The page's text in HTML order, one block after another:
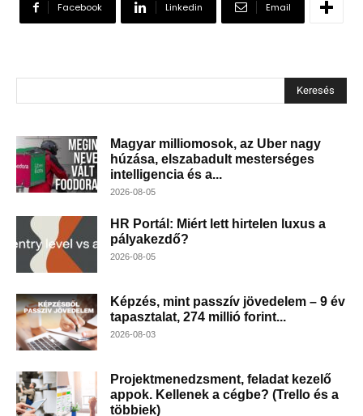
Facebook Linkedin Email
Keresés
Magyar milliomosok, az Uber nagy
húzása, elszabadult mesterséges
intelligencia és a...
2026-08-05
HR Portál: Miért lett hirtelen luxus a
pályakezdő?
2026-08-05
Képzés, mint passzív jövedelem – 9 év
tapasztalat, 274 millió forint...
2026-08-03
Projektmenedzsment, feladat kezelő
appok. Kellenek a cégbe? (Trello és a
többiek)